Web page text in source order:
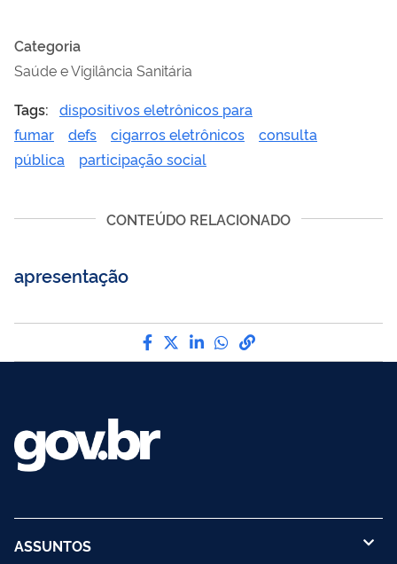
Categoria
Saúde e Vigilância Sanitária
Tags: dispositivos eletrônicos para
fumar
defs cigarros eletrônicos
consulta
pública
participação social
CONTEÚDO RELACIONADO
apresentação
Compartilhe por Facebook
Compartilhe por Twitter
Compartilhe por
Compartilhe por
link para Copiar
ASSUNTOS